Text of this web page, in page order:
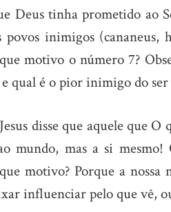
Deus tinha prometido ao
povos inimigos (cananeus,
motivo o número 7?
qual é o pior inimigo do
disse que aquele que
mundo, mas a si
motivo? Porque a nossa
influenciar pelo que vê,